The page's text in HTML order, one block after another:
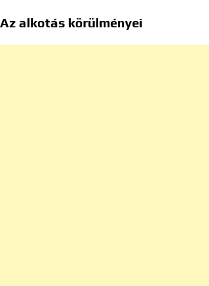
Az alkotás körülményei